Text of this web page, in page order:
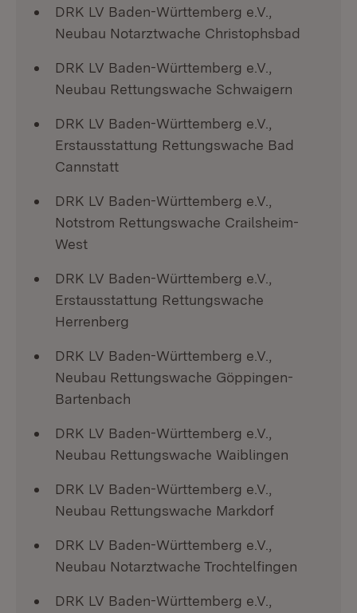
DRK LV Baden-Württemberg e.V.,
Neubau Notarztwache Christophsbad
DRK LV Baden-Württemberg e.V.,
Neubau Rettungswache Schwaigern
DRK LV Baden-Württemberg e.V.,
Erstausstattung Rettungswache Bad
Cannstatt
DRK LV Baden-Württemberg e.V.,
Notstrom Rettungswache Crailsheim-
West
DRK LV Baden-Württemberg e.V.,
Erstausstattung Rettungswache
Herrenberg
DRK LV Baden-Württemberg e.V.,
Neubau Rettungswache Göppingen-
Bartenbach
DRK LV Baden-Württemberg e.V.,
Neubau Rettungswache Waiblingen
DRK LV Baden-Württemberg e.V.,
Neubau Rettungswache Markdorf
DRK LV Baden-Württemberg e.V.,
Neubau Notarztwache Trochtelfingen
DRK LV Baden-Württemberg e.V.,